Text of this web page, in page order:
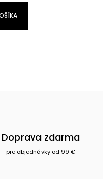
Doprava zdarma
pre objednávky od 99 €